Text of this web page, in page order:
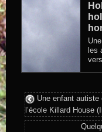
les
Une enfant
l’école Killard House